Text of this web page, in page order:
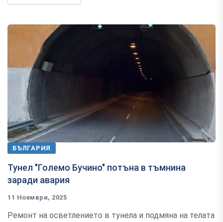
БЪЛГАРИЯ
Тунел "Големо Бучино" потъна в тъмнина
заради авария
11 Ноември, 2025
Ремонт на осветлението в тунела и подмяна на телата